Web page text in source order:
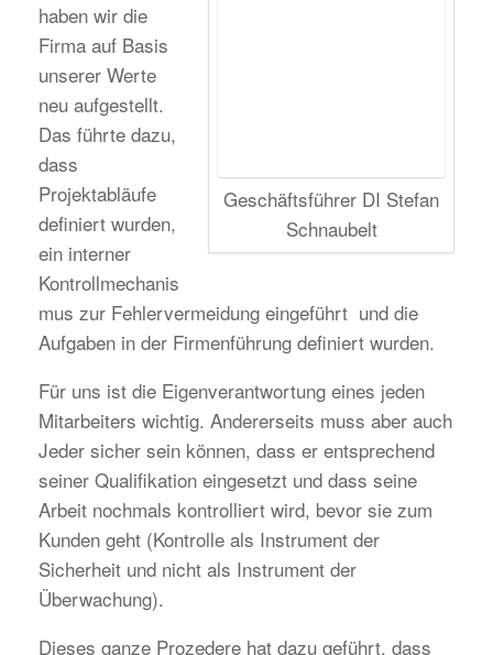
Geschäftsführer DI Stefan
Schnaubelt
haben wir die
Firma auf Basis
unserer Werte
neu aufgestellt.
Das führte dazu,
dass
Projektabläufe
definiert wurden,
ein interner
Kontrollmechanis
mus zur Fehlervermeidung eingeführt und die
Aufgaben in der Firmenführung definiert wurden.
Für uns ist die Eigenverantwortung eines jeden
Mitarbeiters wichtig. Andererseits muss aber auch
Jeder sicher sein können, dass er entsprechend
seiner Qualifikation eingesetzt und dass seine
Arbeit nochmals kontrolliert wird, bevor sie zum
Kunden geht (Kontrolle als Instrument der
Sicherheit und nicht als Instrument der
Überwachung).
Dieses ganze Prozedere hat dazu geführt, dass